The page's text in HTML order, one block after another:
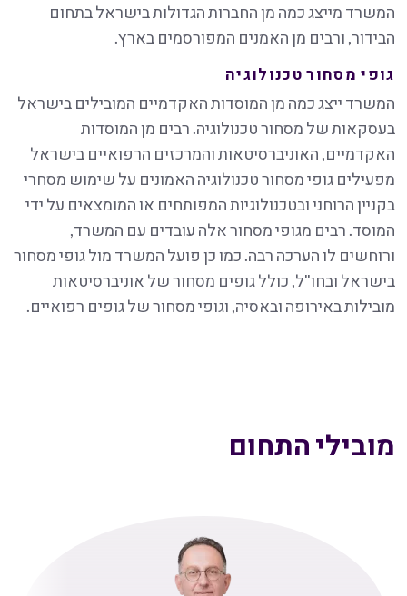
המשרד מייצג כמה מן החברות הגדולות בישראל בתחום
הבידור, ורבים מן האמנים המפורסמים בארץ.
גופי מסחור טכנולוגיה
המשרד ייצג כמה מן המוסדות האקדמיים המובילים בישראל
בעסקאות של מסחור טכנולוגיה. רבים מן המוסדות
האקדמיים, האוניברסיטאות והמרכזים הרפואיים בישראל
מפעילים גופי מסחור טכנולוגיה האמונים על שימוש מסחרי
בקניין הרוחני ובטכנולוגיות המפותחים או המומצאים על ידי
המוסד. רבים מגופי מסחור אלה עובדים עם המשרד,
ורוחשים לו הערכה רבה. כמו כן פועל המשרד מול גופי מסחור
בישראל ובחו"ל, כולל גופים מסחור של אוניברסיטאות
מובילות באירופה ובאסיה, וגופי מסחור של גופים רפואיים.
מובילי התחום